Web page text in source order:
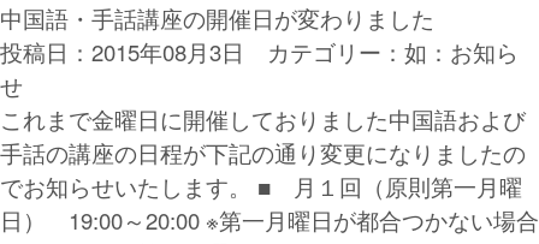
中国語・手話講座の開催日が変わりました
投稿日：2015年08月3日 カテゴリー： 如：お知ら
せ
これまで金曜日に開催しておりました中国語および
手話の講座の日程が下記の通り変更になりましたの
でお知らせいたします。 ■ 月１回（原則第一月曜
日） 19:00～20:00 ※第一月曜日が都合つかない場合